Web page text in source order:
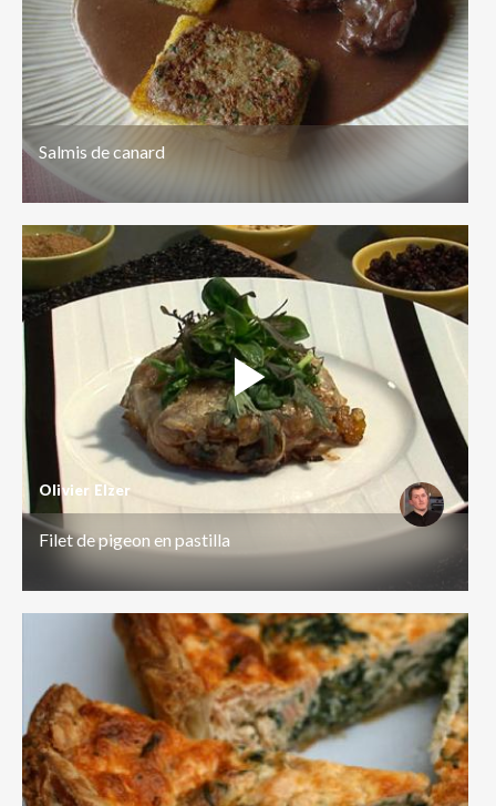
Salmis de canard
Olivier Elzer
Filet de pigeon en pastilla